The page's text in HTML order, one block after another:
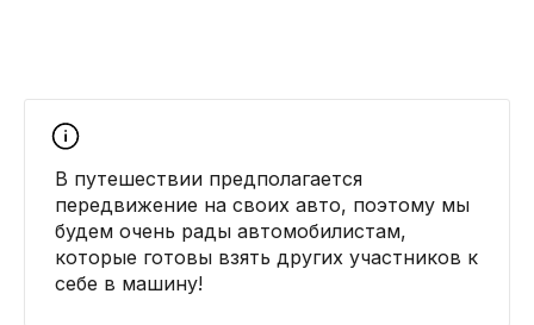
В путешествии предполагается
передвижение на своих авто, поэтому мы
будем очень рады автомобилистам,
которые готовы взять других участников к
себе в машину!